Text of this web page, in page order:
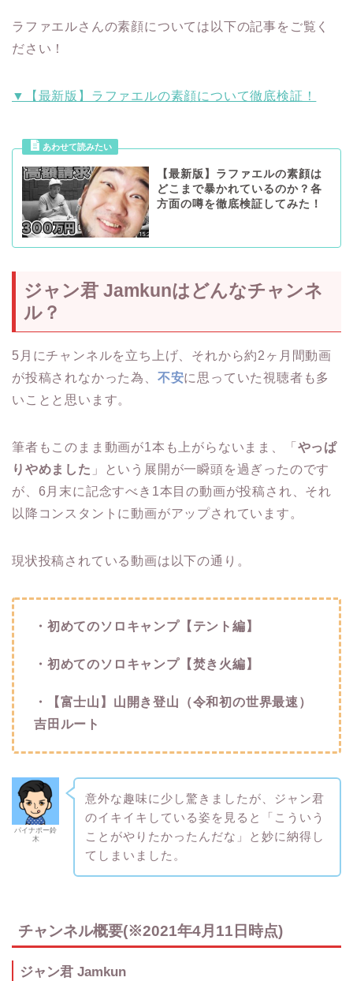
ラファエルさんの素顔については以下の記事をご覧く
ださい！
▼【最新版】ラファエルの素顔について徹底検証！
【最新版】ラファエルの素顔は
どこまで暴かれているのか？各
方面の噂を徹底検証してみた！
ジャン君 Jamkunはどんなチャンネ
ル？
5月にチャンネルを立ち上げ、それから約2ヶ月間動画
が投稿されなかった為、 不安に思っていた視聴者も多
いことと思います。
筆者もこのまま動画が1本も上がらないまま、「 やっぱ
りやめました 」という展開が一瞬頭を過ぎったのです
が、6月末に記念すべき1本目の動画が投稿され、それ
以降コンスタントに動画がアップされています。
現状投稿されている動画は以下の通り。
・初めてのソロキャンプ【テント編】
・初めてのソロキャンプ【焚き火編】
・【富士山】山開き登山（令和初の世界最速）
吉田ルート
パイナポー鈴
木
意外な趣味に少し驚きましたが、ジャン君
のイキイキしている姿を見ると「こういう
ことがやりたかったんだな」と妙に納得し
てしまいました。
チャンネル概要(※2021年4月11日時点)
ジャン君 Jamkun